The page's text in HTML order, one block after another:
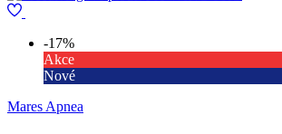
-17%
Akce
Nové
Mares Apnea